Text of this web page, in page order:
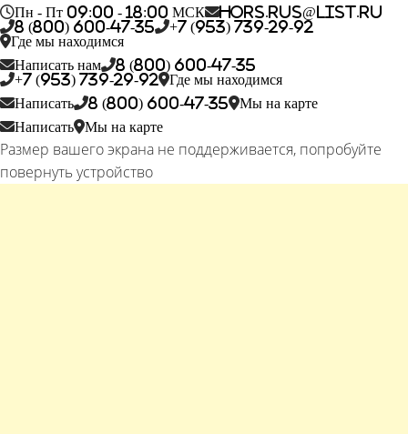
Пн - Пт 09:00 - 18:00 МСК
hors.rus@list.ru
8 (800) 600-47-35
+7 (953) 739-29-92
Где мы находимся
Написать нам
8 (800) 600-47-35
+7 (953) 739-29-92
Где мы находимся
Написать
8 (800) 600-47-35
Мы на карте
Написать
Мы на карте
Размер вашего экрана не поддерживается, попробуйте
повернуть устройство